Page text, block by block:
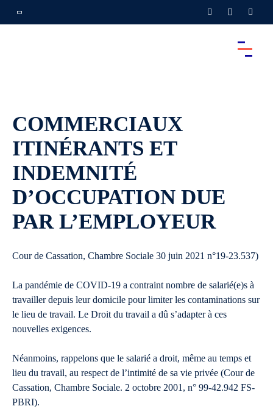
COMMERCIAUX
ITINÉRANTS ET
INDEMNITÉ
D’OCCUPATION DUE
PAR L’EMPLOYEUR
Cour de Cassation, Chambre Sociale 30 juin 2021 n°19-23.537)
La pandémie de COVID-19 a contraint nombre de salarié(e)s à
travailler depuis leur domicile pour limiter les contaminations sur
le lieu de travail. Le Droit du travail a dû s’adapter à ces
nouvelles exigences.
Néanmoins, rappelons que le salarié a droit, même au temps et
lieu du travail, au respect de l’intimité de sa vie privée (Cour de
Cassation, Chambre Sociale. 2 octobre 2001, n° 99-42.942 FS-
PBRI).